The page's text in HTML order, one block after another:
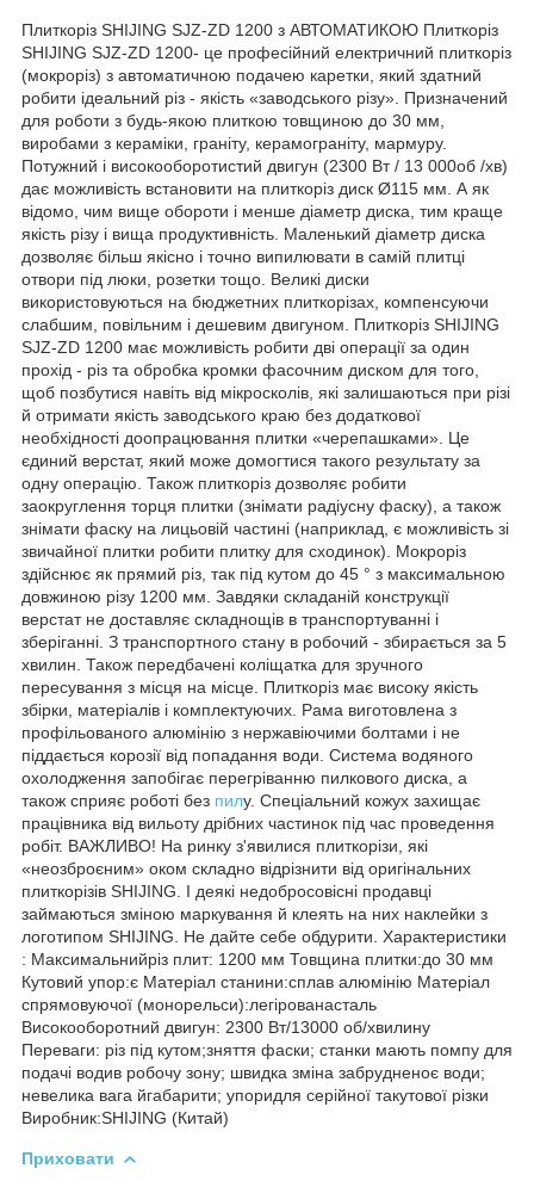
Плиткоріз SHIJING SJZ-ZD 1200 з АВТОМАТИКОЮ Плиткоріз
SHIJING SJZ-ZD 1200- це професійний електричний плиткоріз
(мокроріз) з автоматичною подачею каретки, який здатний
робити ідеальний різ - якість «заводського різу». Призначений
для роботи з будь-якою плиткою товщиною до 30 мм,
виробами з кераміки, граніту, керамограніту, мармуру.
Потужний і високооборотистий двигун (2300 Вт / 13 000об /хв)
дає можливість встановити на плиткоріз диск Ø115 мм. А як
відомо, чим вище обороти і менше діаметр диска, тим краще
якість різу і вища продуктивність. Маленький діаметр диска
дозволяє більш якісно і точно випилювати в самій плитці
отвори під люки, розетки тощо. Великі диски
використовуються на бюджетних плиткорізах, компенсуючи
слабшим, повільним і дешевим двигуном. Плиткоріз SHIJING
SJZ-ZD 1200 має можливість робити дві операції за один
прохід - різ та обробка кромки фасочним диском для того,
щоб позбутися навіть від мікросколів, які залишаються при різі
й отримати якість заводського краю без додаткової
необхідності доопрацювання плитки «черепашками». Це
єдиний верстат, який може домогтися такого результату за
одну операцію. Також плиткоріз дозволяє робити
заокруглення торця плитки (знімати радіусну фаску), а також
знімати фаску на лицьовій частині (наприклад, є можливість зі
звичайної плитки робити плитку для сходинок). Мокроріз
здійснює як прямий різ, так під кутом до 45 ° з максимальною
довжиною різу 1200 мм. Завдяки складаній конструкції
верстат не доставляє складнощів в транспортуванні і
зберіганні. З транспортного стану в робочий - збирається за 5
хвилин. Також передбачені коліщатка для зручного
пересування з місця на місце. Плиткоріз має високу якість
збірки, матеріалів і комплектуючих. Рама виготовлена з
профільованого алюмінію з нержавіючими болтами і не
піддається корозії від попадання води. Система водяного
охолодження запобігає перегріванню пилкового диска, а
також сприяє роботі без пилу. Спеціальний кожух захищає
працівника від вильоту дрібних частинок під час проведення
робіт. ВАЖЛИВО! На ринку з'явилися плиткорізи, які
«неозброєним» оком складно відрізнити від оригінальних
плиткорізів SHIJING. І деякі недобросовісні продавці
займаються зміною маркування й клеять на них наклейки з
логотипом SHIJING. Не дайте себе обдурити. Характеристики
: Максимальнийріз плит: 1200 мм Товщина плитки:до 30 мм
Кутовий упор:є Матеріал станини:сплав алюмінію Матеріал
спрямовуючої (монорельси):легірованасталь
Високооборотний двигун: 2300 Вт/13000 об/хвилину
Переваги: різ під кутом;зняття фаски; станки мають помпу для
подачі водив робочу зону; швидка зміна забрудненоє води;
невелика вага йгабарити; упоридля серійної такутової різки
Виробник:SHIJING (Китай)
Приховати